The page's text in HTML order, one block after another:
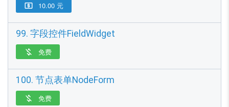
 10.00 元
99. 字段控件FieldWidget
 免费
100. 节点表单NodeForm
 免费